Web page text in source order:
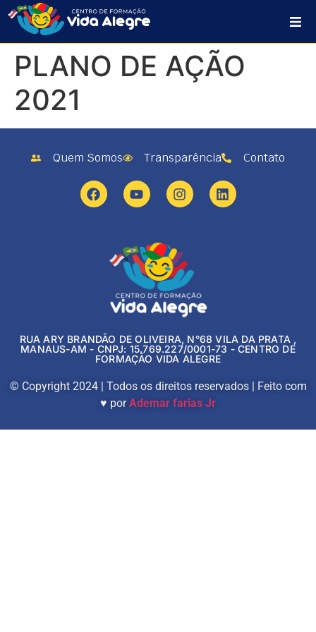
HOME
PLANO DE AÇÃO
CONTATO
PLANO DE AÇÃO
2021
Quem Somos Transparência Contato
RUA ARY BRANDÃO DE OLIVEIRA, N°68 VILA DA PRATA ,
MANAUS-AM - CNPJ: 15.769.227/0001-73 - CENTRO DE
FORMAÇÃO VIDA ALEGRE
© Copyright 2024 | Todos os direitos reservados | Feito com
♥ porAdemar farias Jr